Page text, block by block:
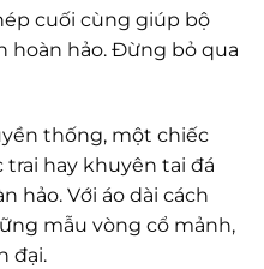
cuối cùng giúp bộ
hoàn hảo. Đừng bỏ qua
thống, một chiếc
trai hay khuyên tai đá
hảo. Với áo dài cách
mẫu vòng cổ mảnh,
đại.